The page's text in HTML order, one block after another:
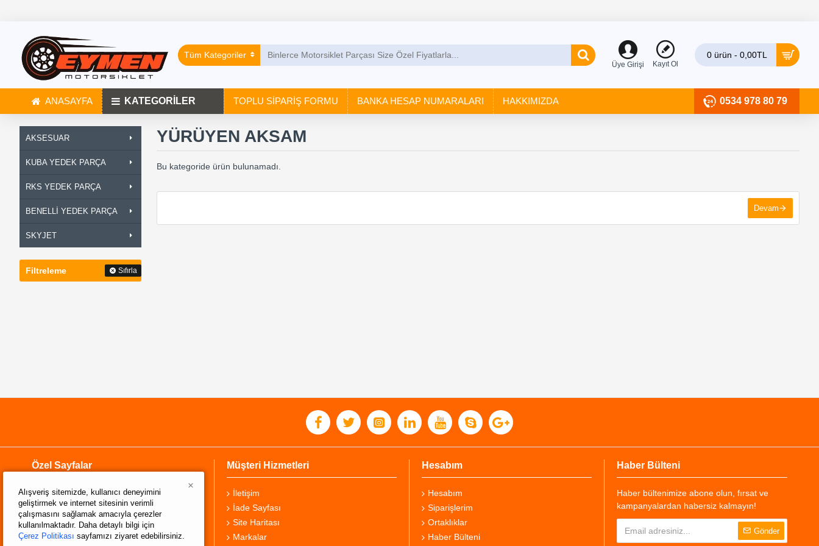
Tüm Kategoriler
Üye Girişi Kayıt Ol
0 ürün - 0,00TL
ANASAYFA KATEGORİLER TOPLU SİPARİŞ FORMU BANKA HESAP NUMARALARI HAKKIMIZDA 0534 978 80 79
AKSESUAR
KUBA YEDEK PARÇA
RKS YEDEK PARÇA
BENELLİ YEDEK PARÇA
SKYJET
Filtreleme Sıfırla
YÜRÜYEN AKSAM
Bu kategoride ürün bulunamadı.
Devam
Özel Sayfalar
Hakkımızda
Teslimat Bilgisi
Gizlilik Sözleşmesi
Şartlar ve Koşullar
Müşteri Hizmetleri
İletişim
İade Sayfası
Site Haritası
Markalar
Hesabım
Hesabım
Siparişlerim
Ortaklıklar
Haber Bülteni
Haber Bülteni
Haber bültenimize abone olun, fırsat ve
kampanyalardan habersiz kalmayın!
Gönder
Alışveriş sitemizde, kullanıcı deneyimini
geliştirmek ve internet sitesinin verimli
çalışmasını sağlamak amacıyla çerezler
kullanılmaktadır. Daha detaylı bilgi için
Çerez Politikası sayfamızı ziyaret edebilirsiniz.
×